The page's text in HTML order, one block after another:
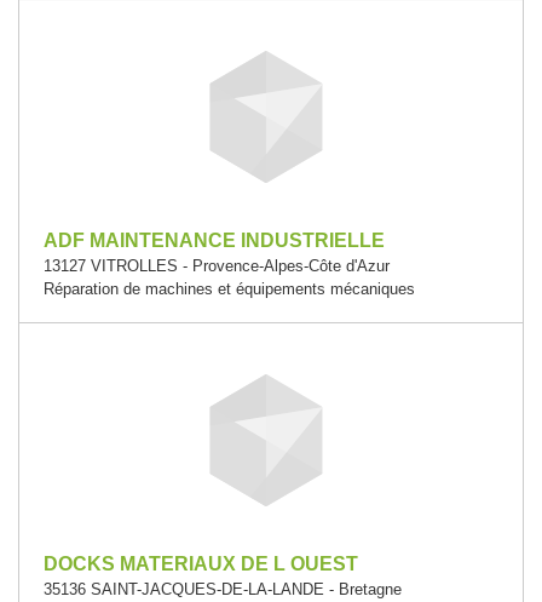
ADF MAINTENANCE INDUSTRIELLE
13127 VITROLLES - Provence-Alpes-Côte d'Azur
Réparation de machines et équipements mécaniques
DOCKS MATERIAUX DE L OUEST
35136 SAINT-JACQUES-DE-LA-LANDE - Bretagne